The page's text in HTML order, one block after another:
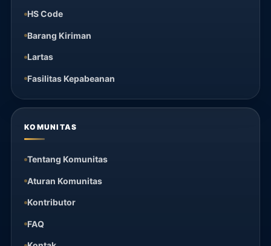
HS Code
Barang Kiriman
Lartas
Fasilitas Kepabeanan
KOMUNITAS
Tentang Komunitas
Aturan Komunitas
Kontributor
FAQ